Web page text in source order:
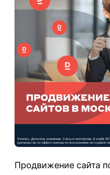
Продвижение сайта